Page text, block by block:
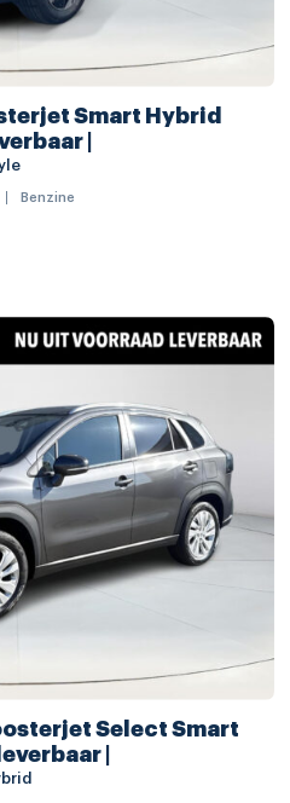
verstelbaar
Smart Hybrid
|
Benzine
Select Smart
|